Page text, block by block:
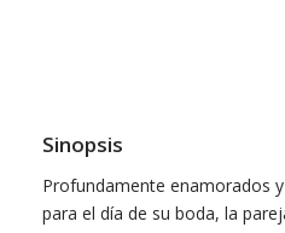
Sinopsis
Profundamente enamorados
para el día de su boda, la